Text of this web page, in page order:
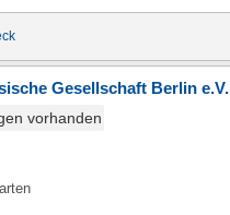
Gesellschaft Berlin e.V.
vorhanden